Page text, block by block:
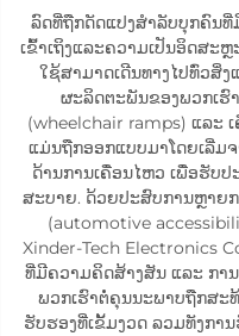
ລົດທີ່ຖືກດັດແປງສຳລັບບຸກຄົນ
ເຂົ້າເຖິງແລະຄວາມເປັນອິດສະ
ໃຊ້ສາມາດເດີນທາງໄປທົ່ວສິ່ງ
ຜະລິດຕະພັນຂອງພວກເຮົ
(wheelchair ramps) ແລະ
ແມ່ນຖືກອອກແບບມາໂດຍເລີ່ມ
ດ້ານການເຄື່ອນໄຫວ ເພື່ອຮັບ
ສະບາຍ. ດ້ວຍປະສົບການຫຼາຍກ
(automotive
Xinder-Tech Electronics
ທີ່ມີຄວາມຄິດສ້າງສັນ ແລະ ກາ
ພວກເຮົາຕໍ່ຄຸນນະພາບຖືກສະ
ຮັບຮອງທີ່ເຂັ້ມງວດ ລວມທັງກາ